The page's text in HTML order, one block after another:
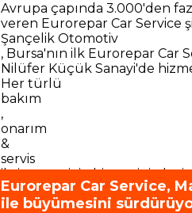
Avrupa çapında 3.000'den
veren Eurorepar Car Service
Şançelik Otomotiv
, Bursa'nın ilk Eurorepar Car
Nilüfer Küçük Sanayi'de
Her türlü
bakım
,
onarım
&
servis
ihtiyacınız için
Eurorepar Car Service,
ile büyümesini